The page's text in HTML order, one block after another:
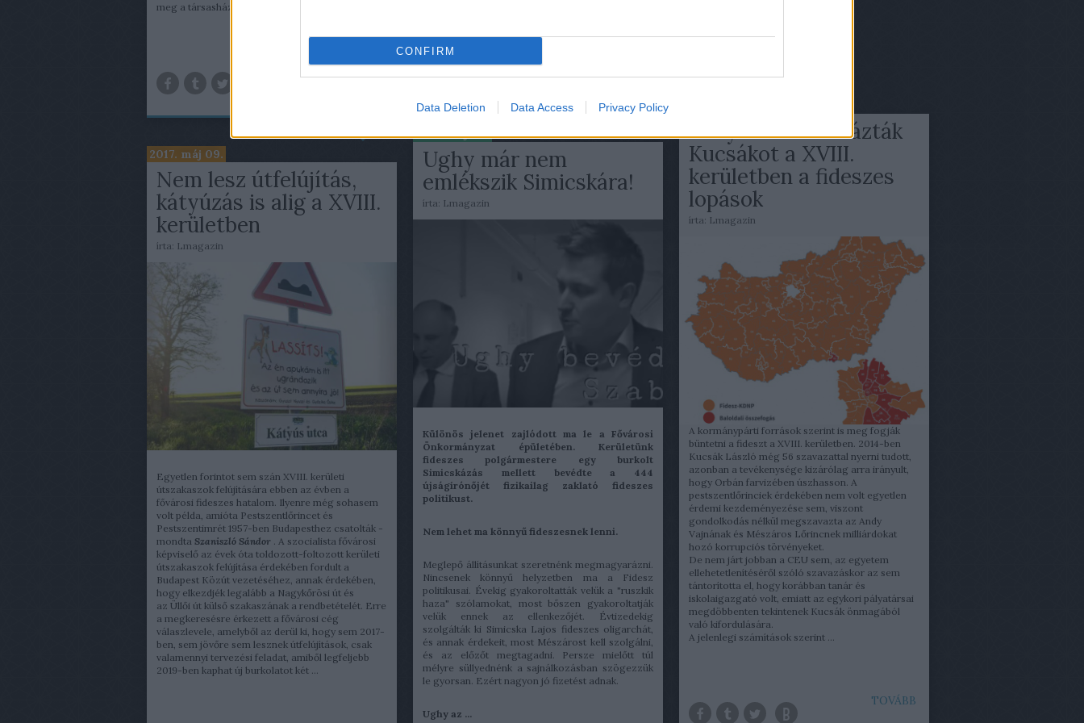
CONFIRM
Data Deletion Data Access Privacy Policy
2017. máj 09.
Ughy már nem
emlékszik Simicskára!
írta: Lmagazin
Különös jelenet zajlódott ma le a Fővárosi
Önkormányzat épületében. Kerületünk
fideszes polgármestere egy burkolt
Simicskázás mellett bevédte a 444
újságírónőjét fizikailag zaklató fideszes
politikust.
Nem lehet ma könnyű fideszesnek lenni.
Meglepő állításunkat szeretnénk megmagyarázni.
Nincsenek könnyű helyzetben ma a Fidesz
politikusai. Évekig gyakoroltatták velük a "ruszkik
haza" szólamokat, most bőszen gyakoroltatják
velük ennek az ellenkezőjét. Évtizedekig
szolgálták ki Simicska Lajos fideszes oligarchát,
és annak érdekeit, most Mészárost kell szolgálni,
és az előzőt megtagadni. Persze mielőtt túl
mélyre süllyednénk a sajnálkozásban szögezzük
le gyorsan. Ezért nagyon jó fizetést adnak.
Ughy az ...
meg a társasházak. ...
TOVÁBB
2017. máj 09.
Nem lesz útfelújítás,
kátyúzás is alig a XVIII.
kerületben
írta: Lmagazin
Egyetlen forintot sem szán XVIII. kerületi
útszakaszok felújítására ebben az évben a
fővárosi fideszes hatalom. Ilyenre még sohasem
volt példa, amióta Pestszentlőrincet és
Pestszentimrét 1957-ben Budapesthez csatolták -
mondta Szaniszló Sándor
. A szocialista fővárosi
képviselő az évek óta toldozott-foltozott kerületi
útszakaszok felújítása érdekében fordult a
Budapest Közút vezetéséhez, annak érdekében,
hogy elkezdjék legalább a Nagykőrösi út és
az Üllői út külső szakaszának a rendbetételét. Erre
a megkeresésre érkezett a fővárosi cég
válaszlevele, amelyből az derül ki, hogy sem 2017-
ben, sem jövőre sem lesznek útfelújítások, csak
valamennyi tervezési feladat, amiből legfeljebb
2019-ben kaphat új burkolatot két ...
bejegyzések,kommentek
Ennyi volt: lenullázták
Kucsákot a XVIII.
kerületben a fideszes
lopások
írta: Lmagazin
A kormánypárti források szerint is meg fogják
büntetni a fideszt a XVIII. kerületben. 2014-ben
Kucsák László még 56 szavazattal nyerni tudott,
azonban a tevékenysége kizárólag arra irányult,
hogy Orbán farvizében úszhasson. A
pestszentlőrinciek érdekében nem volt egyetlen
érdemi kezdeményezése sem, viszont
gondolkodás nélkül megszavazta az Andy
Vajnának és Mészáros Lőrincnek milliárdokat
hozó korrupciós törvényeket.
De nem járt jobban a CEU sem, az egyetem
ellehetetlenítéséről szóló szavazáskor az sem
tántorította el, hogy korábban tanár és
iskolaigazgató volt, emiatt az egykori pályatársai
megdöbbenten tekintenek Kucsák önmagából
való kifordulására.
A jelenlegi számítások szerint ...
TOVÁBB